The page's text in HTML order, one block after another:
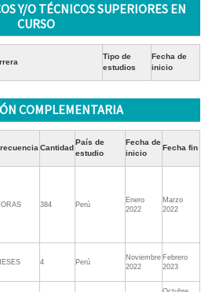
Y/O TÉCNICOS SUPERIORES EN
CURSO
Tipo de
estudios
Fecha de
inicio
COMPLEMENTARIA
Cantidad
País de
estudio
Fecha de
inicio
Fecha fin
384 Perú
Enero
2022
Marzo
2022
4 Perú
Noviembre
2022
Febrero
2023